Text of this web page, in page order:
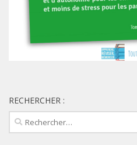
RECHERCHER :
Rechercher :